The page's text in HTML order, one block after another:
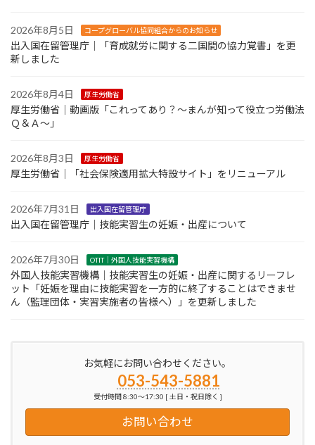
2026年8月5日 コープグローバル協同組合からのお知らせ
出入国在留管理庁｜「育成就労に関する二国間の協力覚書」を更
新しました
2026年8月4日 厚生労働省
厚生労働省｜動画版「これってあり？～まんが知って役立つ労働法
Ｑ＆Ａ～」
2026年8月3日 厚生労働省
厚生労働省｜「社会保険適用拡大特設サイト」をリニューアル
2026年7月31日 出入国在留管理庁
出入国在留管理庁｜技能実習生の妊娠・出産について
2026年7月30日 OTIT｜外国人技能実習機構
外国人技能実習機構｜技能実習生の妊娠・出産に関するリーフレ
ット「妊娠を理由に技能実習を一方的に終了することはできませ
ん（監理団体・実習実施者の皆様へ）」を更新しました
お気軽にお問い合わせください。
053-543-5881
受付時間 8:30～17:30 [ 土日・祝日除く ]
お問い合わせ